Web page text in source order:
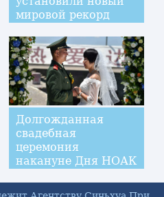
мировой рекорд
Долгожданная
свадебная
церемония
накануне Дня НОАК